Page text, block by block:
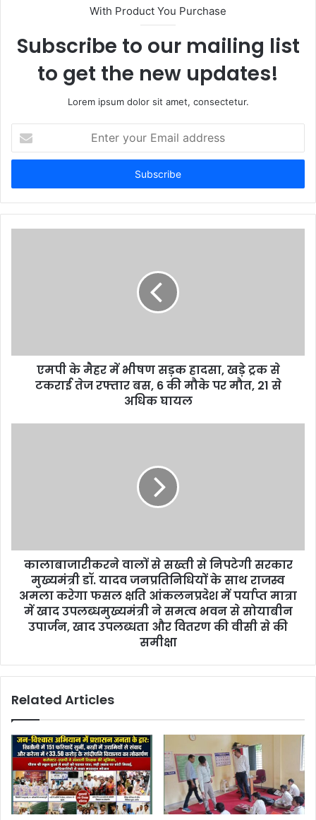
e
With Product You Purchase
Subscribe to our mailing list
to get the new updates!
Lorem ipsum dolor sit amet, consectetur.
t
r
y
d
s
एमपी के मैहर में भीषण सड़क हादसा, खड़े ट्रक से
टकराई तेज रफ्तार बस, 6 की मौके पर मौत, 21 से
अधिक घायल
कालाबाजारीकरने वालों से सख्ती से निपटेगी सरकार
मुख्यमंत्री डॉ. यादव जनप्रतिनिधियों के साथ राजस्व
अमला करेगा फसल क्षति आंकलनप्रदेश में पर्याप्त मात्रा
में खाद उपलब्धमुख्यमंत्री ने समत्व भवन से सोयाबीन
उपार्जन, खाद उपलब्धता और वितरण की वीसी से की
समीक्षा
Related Articles